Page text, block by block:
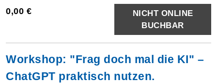
0,00 €
NICHT ONLINE
BUCHBAR
Workshop: "Frag doch mal die KI" –
ChatGPT praktisch nutzen.